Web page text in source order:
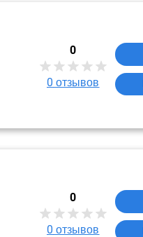
0
0 отзывов
0
0 отзывов